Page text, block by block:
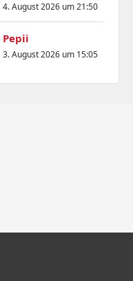
4. August 2026 um 21:50
Pepii
3. August 2026 um 15:05